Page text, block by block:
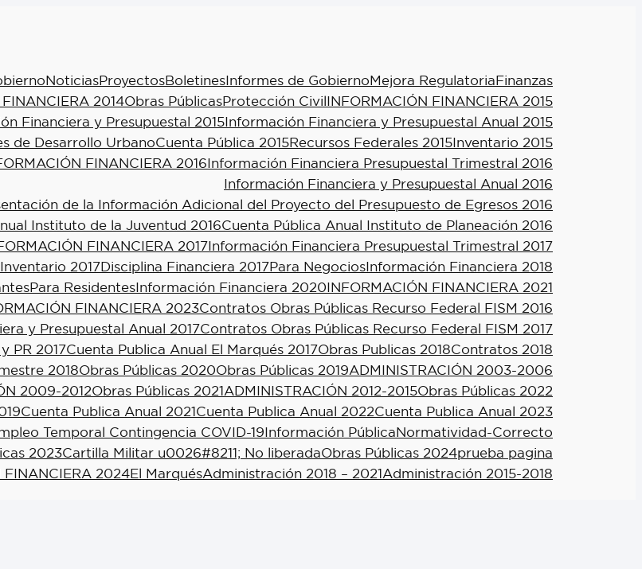
NoticiasProyectosBoletinesInformes de GobiernoMejora RegulatoriaFinanzas
2014Obras PúblicasProtección CivilINFORMACIÓN FINANCIERA 2015
Financiera y Presupuestal 2015Información Financiera y Presupuestal Anual 2015
de Desarrollo UrbanoCuenta Pública 2015Recursos Federales 2015Inventario 2015
FINANCIERA 2016Información Financiera Presupuestal Trimestral 2016
Información Financiera y Presupuestal Anual 2016
de la Información Adicional del Proyecto del Presupuesto de Egresos 2016
Instituto de la Juventud 2016Cuenta Pública Anual Instituto de Planeación 2016
FINANCIERA 2017Información Financiera Presupuestal Trimestral 2017
Inventario 2017Disciplina Financiera 2017Para NegociosInformación Financiera 2018
Para ResidentesInformación Financiera 2020INFORMACIÓN FINANCIERA 2021
FINANCIERA 2023Contratos Obras Públicas Recurso Federal FISM 2016
y Presupuestal Anual 2017Contratos Obras Públicas Recurso Federal FISM 2017
PR 2017Cuenta Publica Anual El Marqués 2017Obras Publicas 2018Contratos 2018
2018Obras Públicas 2020Obras Públicas 2019ADMINISTRACIÓN 2003-2006
2009-2012Obras Públicas 2021ADMINISTRACIÓN 2012-2015Obras Públicas 2022
Cuenta Publica Anual 2021Cuenta Publica Anual 2022Cuenta Publica Anual 2023
Temporal Contingencia COVID-19Información PúblicaNormatividad-Correcto
2023Cartilla Militar u0026#8211; No liberadaObras Públicas 2024prueba pagina
FINANCIERA 2024El MarquésAdministración 2018 – 2021Administración 2015-2018